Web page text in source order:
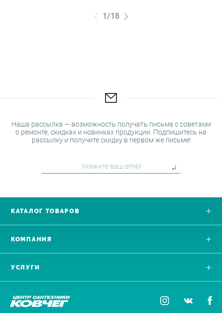
1/18
Наша рассылка — возможность получать письма с советами
о ремонте, скидках и новинках продукции. Подпишитесь на
рассылку и получите скидку в первом же письме!
КАТАЛОГ ТОВАРОВ
УСЛУГИ
КОМПАНИЯ